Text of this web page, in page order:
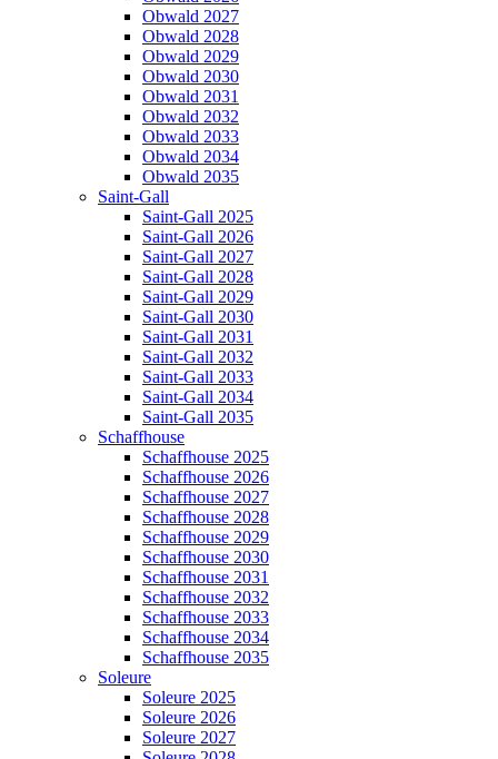
Obwald 2027
Obwald 2028
Obwald 2029
Obwald 2030
Obwald 2031
Obwald 2032
Obwald 2033
Obwald 2034
Obwald 2035
Saint-Gall
Saint-Gall 2025
Saint-Gall 2026
Saint-Gall 2027
Saint-Gall 2028
Saint-Gall 2029
Saint-Gall 2030
Saint-Gall 2031
Saint-Gall 2032
Saint-Gall 2033
Saint-Gall 2034
Saint-Gall 2035
Schaffhouse
Schaffhouse 2025
Schaffhouse 2026
Schaffhouse 2027
Schaffhouse 2028
Schaffhouse 2029
Schaffhouse 2030
Schaffhouse 2031
Schaffhouse 2032
Schaffhouse 2033
Schaffhouse 2034
Schaffhouse 2035
Soleure
Soleure 2025
Soleure 2026
Soleure 2027